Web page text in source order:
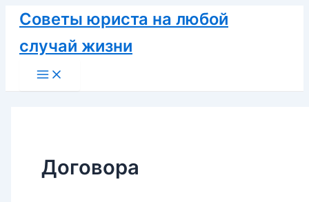
Перейти
содержимому
Советы юриста на любой
случай жизни
Main
Menu
Договора